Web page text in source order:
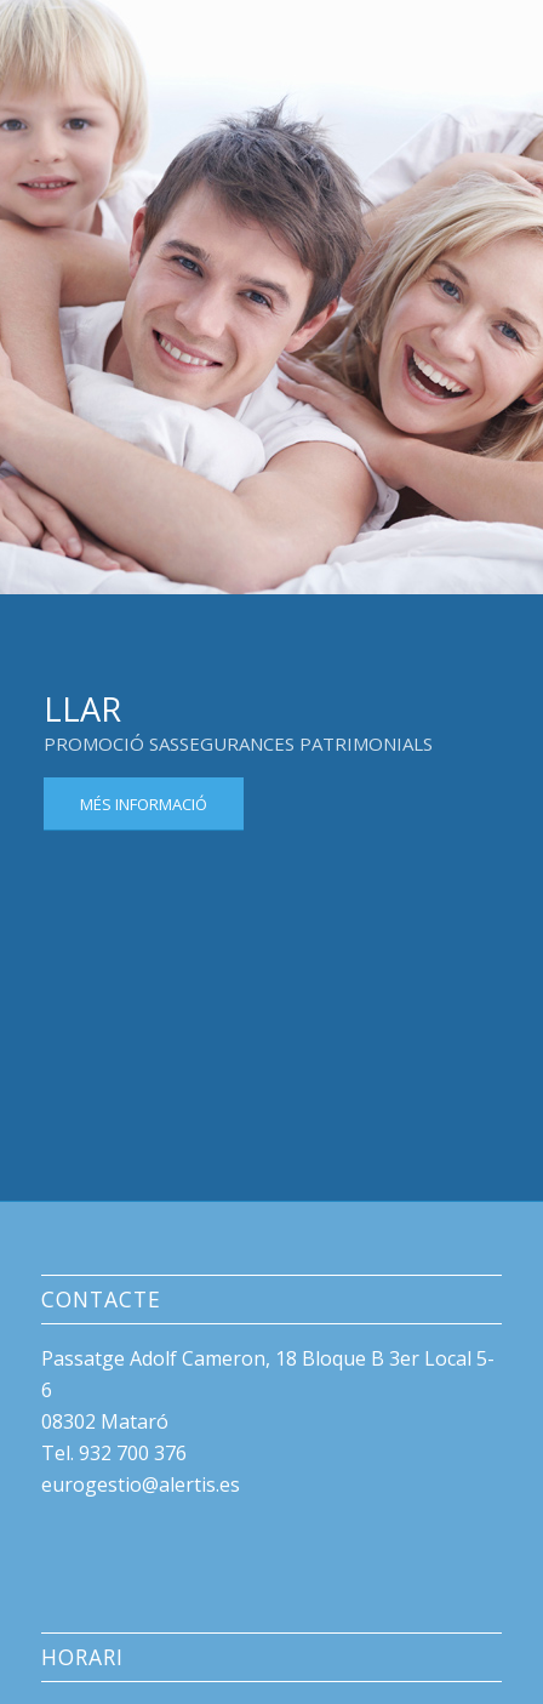
LLAR
PROMOCIÓ SASSEGURANCES PATRIMONIALS
MÉS INFORMACIÓ
CONTACTE
Passatge Adolf Cameron, 18 Bloque B 3er Local 5-
6
08302 Mataró
Tel. 932 700 376
eurogestio@alertis.es
HORARI